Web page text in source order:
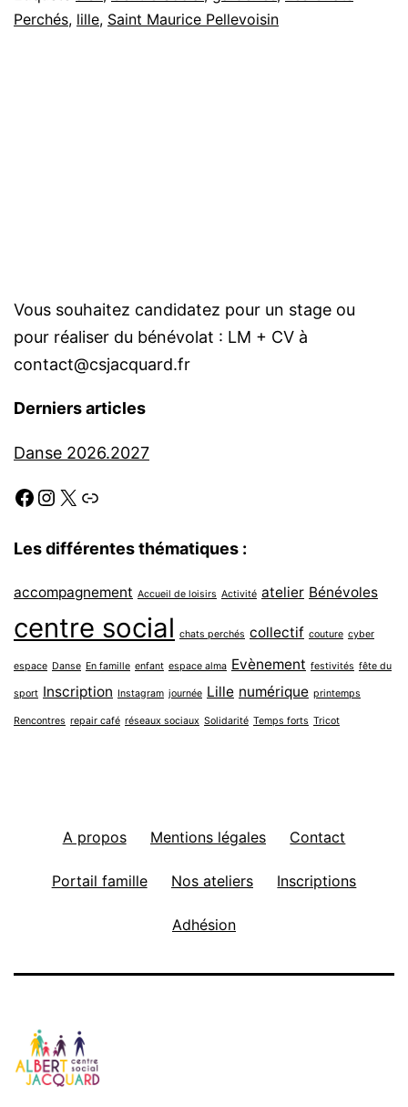
Perchés, lille, Saint Maurice Pellevoisin
Vous souhaitez candidatez pour un stage ou
pour réaliser du bénévolat : LM + CV à
contact@csjacquard.fr
Derniers articles
Danse 2026.2027
Facebook
Instagram
X
Les différentes thématiques :
accompagnement Accueil de loisirs Activité atelier Bénévoles
centre social chats perchés collectif couture cyber
espace Danse En famille enfant espace alma Evènement festivités fête du
sport Inscription Instagram journée Lille numérique printemps
Rencontres repair café réseaux sociaux Solidarité Temps forts Tricot
A propos Mentions légales Contact
Portail famille Nos ateliers Inscriptions
Adhésion